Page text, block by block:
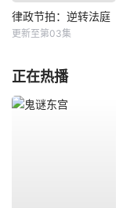
律政节拍：逆转法庭
更新至第03集
正在热播